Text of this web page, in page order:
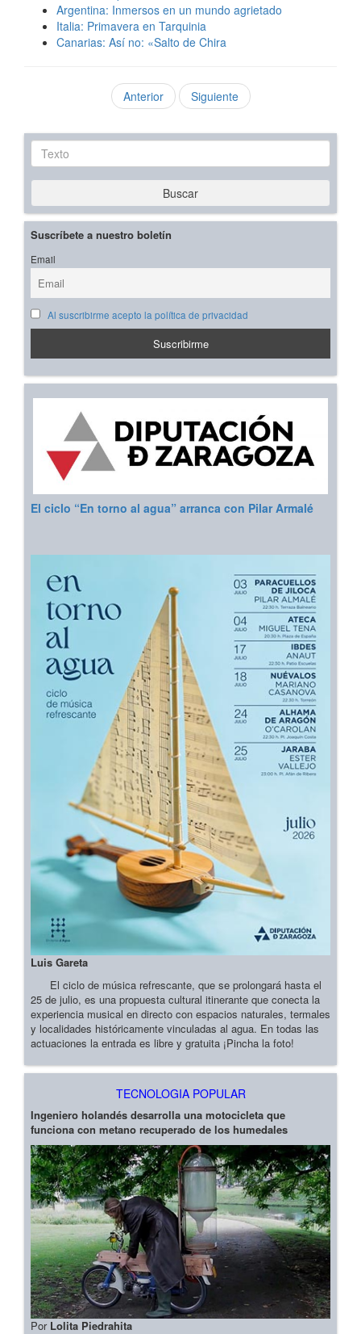
Argentina: Inmersos en un mundo agrietado
Italia: Primavera en Tarquinia
Canarias: Así no: «Salto de Chira
Anterior Siguiente
Texto
Buscar
Suscríbete a nuestro boletín
Email
Al suscribirme acepto la política de privacidad
El ciclo “En torno al agua” arranca con Pilar Armalé
Luis Gareta
El ciclo de música refrescante, que se prolongará hasta el
25 de julio, es una propuesta cultural itinerante que conecta la
experiencia musical en directo con espacios naturales, termales
y localidades históricamente vinculadas al agua. En todas las
actuaciones la entrada es libre y gratuita ¡Pincha la foto!
TECNOLOGIA POPULAR
Ingeniero holandés desarrolla una motocicleta que
funciona con metano recuperado de los humedales
Por Lolita Piedrahita